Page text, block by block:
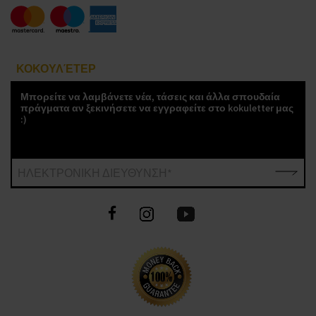
ΚΟΚΟΥΛΈΤΕΡ
Μπορείτε να λαμβάνετε νέα, τάσεις και άλλα σπουδαία
πράγματα αν ξεκινήσετε να εγγραφείτε στο kokuletter μας
:)